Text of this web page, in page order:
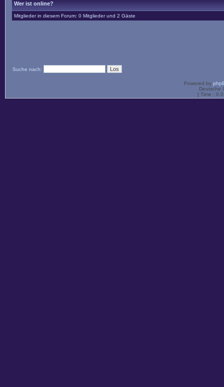
Wer ist online?
Mitglieder in diesem Forum: 0 Mitglieder und 2 Gäste
Suche nach:
Powered by
Deutsche
[ Time :